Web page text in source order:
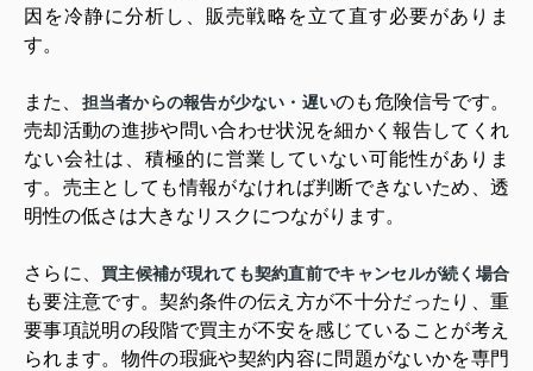
因を冷静に分析し、販売戦略を立て直す必要がありま
す。
また、 担当者からの報告が少ない・遅いのも危険信号です。
売却活動の進捗や問い合わせ状況を細かく報告してくれ
ない会社は、積極的に営業していない可能性がありま
す。売主としても情報がなければ判断できないため、透
明性の低さは大きなリスクにつながります。
さらに、 買主候補が現れても契約直前でキャンセルが続く場合
も要注意です。契約条件の伝え方が不十分だったり、重
要事項説明の段階で買主が不安を感じていることが考え
られます。物件の瑕疵や契約内容に問題がないかを専門